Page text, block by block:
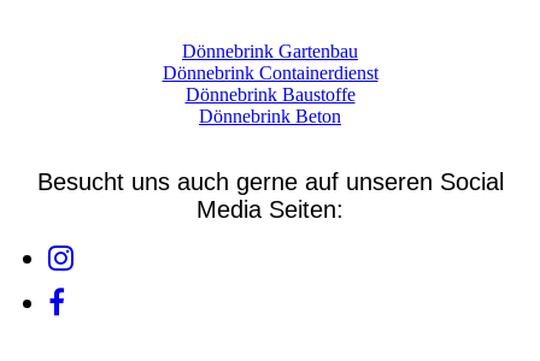
Dönnebrink Gartenbau
Dönnebrink Containerdienst
Dönnebrink Baustoffe
Dönnebrink Beton
Besucht uns auch gerne auf unseren Social
Media Seiten: